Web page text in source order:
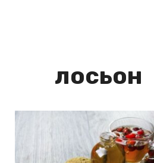
лосьон